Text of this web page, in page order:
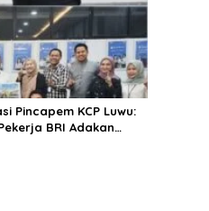
Pincapem KCP Luwu:
BRI Adakan